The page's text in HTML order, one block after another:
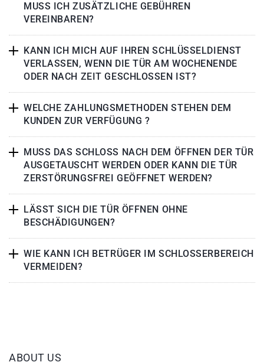
MUSS ICH ZUSÄTZLICHE GEBÜHREN
VEREINBAREN?
KANN ICH MICH AUF IHREN SCHLÜSSELDIENST
VERLASSEN, WENN DIE TÜR AM WOCHENENDE
ODER NACH ZEIT GESCHLOSSEN IST?
WELCHE ZAHLUNGSMETHODEN STEHEN DEM
KUNDEN ZUR VERFÜGUNG ?
MUSS DAS SCHLOSS NACH DEM ÖFFNEN DER TÜR
AUSGETAUSCHT WERDEN ODER KANN DIE TÜR
ZERSTÖRUNGSFREI GEÖFFNET WERDEN?
LÄSST SICH DIE TÜR ÖFFNEN OHNE
BESCHÄDIGUNGEN?
WIE KANN ICH BETRÜGER IM SCHLOSSERBEREICH
VERMEIDEN?
ABOUT US